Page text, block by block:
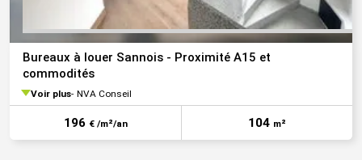
Bureaux à louer Sannois - Proximité A15 et
commodités
Voir plus NVA Conseil
196 € /m²/an 104 m²